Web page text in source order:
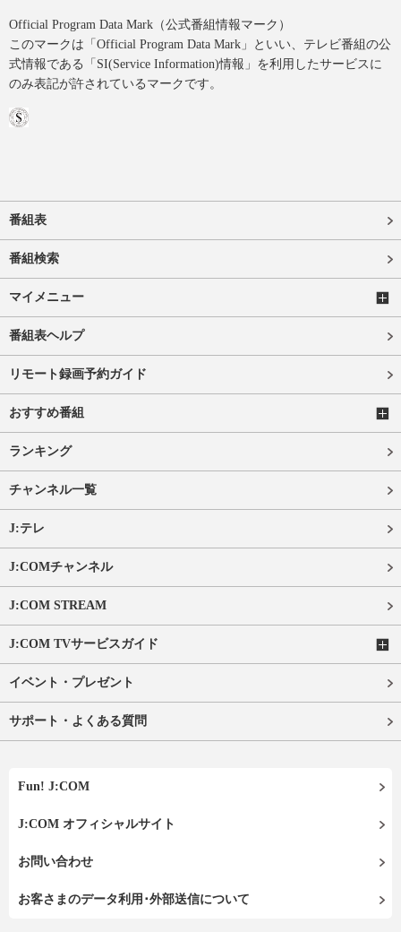
Official Program Data Mark（公式番組情報マーク）
このマークは「Official Program Data Mark」といい、テレビ番組の公
式情報である「SI(Service Information)情報」を利用したサービスに
のみ表記が許されているマークです。
番組表
番組検索
マイメニュー
番組表ヘルプ
リモート録画予約ガイド
おすすめ番組
ランキング
チャンネル一覧
J:テレ
J:COMチャンネル
J:COM STREAM
J:COM TVサービスガイド
イベント・プレゼント
サポート・よくある質問
Fun! J:COM
J:COM オフィシャルサイト
お問い合わせ
お客さまのデータ利用･外部送信について